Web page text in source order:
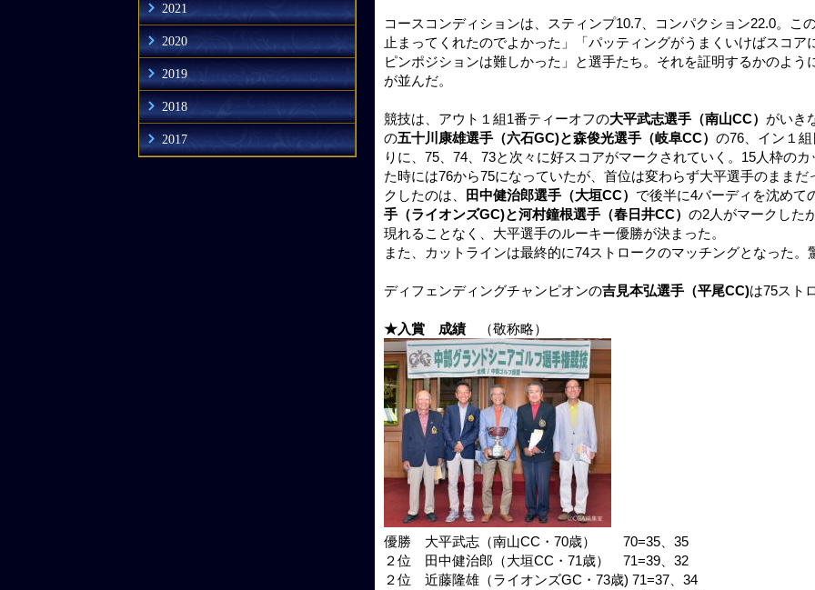
2021
2020
2019
2018
2017
コースコンディションは、スティンプ10.7、コンパクション22.0。こ
止まってくれたのでよかった」「パッティングがうまくいけばスコ
ピンポジションは難しかった」と選手たち。それを証明するかのよ
が並んだ。
競技は、アウト１組1番ティーオフの大平武志選手（南山CC） がいき
の五十川康雄選手（六石GC)と森俊光選手（岐阜CC） の76、イン１
りに、75、74、73と次々に好スコアがマークされていく。15人枠の
た時には76から75になっていたが、首位は変わらず大平選手のまま
クしたのは、
田中健治郎選手（大垣CC） で後半に4バーディを沈めて
手（ライオンズGC)と河村鐘根選手（春日井CC） の2人がマークした
現れることなく、大平選手のルーキー優勝が決まった。
また、カットラインは最終的に74ストロークのマッチングとなった
ディフェンディングチャンピオンの吉見本弘選手（平尾CC)は75スト
★入賞 成績（敬称略）
優勝 大平武志（南山CC・70歳） 70=35、35
２位 田中健治郎（大垣CC・71歳） 71=39、32
２位 近藤隆雄（ライオンズGC・73歳) 71=37、34